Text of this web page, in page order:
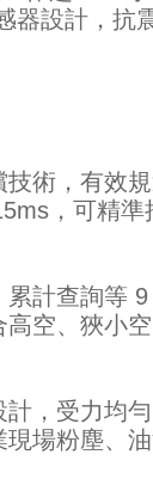
器設計，抗
術，有效
，可精
計查詢等
空、狹小
，受力均
場粉塵、